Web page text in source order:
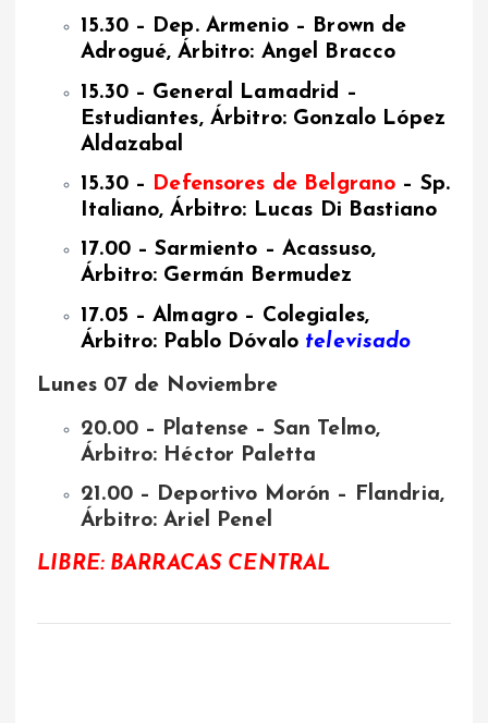
15.30 – Dep. Armenio – Brown de
Adrogué, Árbitro: Angel Bracco
15.30 – General Lamadrid –
Estudiantes, Árbitro: Gonzalo López
Aldazabal
15.30 – Defensores de Belgrano – Sp.
Italiano, Árbitro: Lucas Di Bastiano
17.00 – Sarmiento – Acassuso,
Árbitro: Germán Bermudez
17.05 – Almagro – Colegiales,
Árbitro: Pablo Dóvalo televisado
Lunes 07 de Noviembre
20.00 – Platense – San Telmo,
Árbitro: Héctor Paletta
21.00 – Deportivo Morón – Flandria,
Árbitro: Ariel Penel
LIBRE: BARRACAS CENTRAL